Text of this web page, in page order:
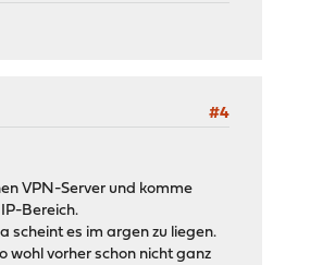
#4
VPN-Server und komme
Bereich.
scheint es im argen zu liegen.
vorher schon nicht ganz